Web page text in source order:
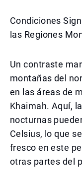
Condiciones
las Regiones
Un contraste
montañas del
en las áreas de
Khaimah. Aquí,
nocturnas
Celsius, lo que
fresco en este
otras partes del